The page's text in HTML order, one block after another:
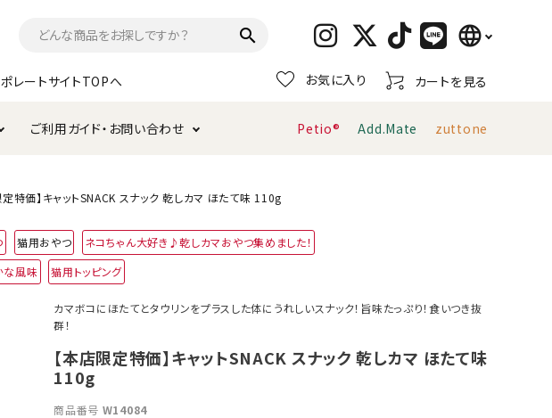
search language
日本語
English
レートサイトTOPへ お気に入り カートを見る
入れ・ケア用品 トイレタリー・消臭剤
クル・ケージ キャリーバッグ
服・ウェア
替え・交換パーツ
レタリー・消臭剤 猫砂
リーバッグ おもちゃ
首輪・ハーネス
上ぐるみ特集 ペティオ公式アプリ
ぶ デンタルおもちゃ
ご利用ガイド・お問い合わせ
文方法について お支払い方法・配送について
Petio® Add.Mate zuttone
定特価】キャットSNACK スナック 乾しカマ ほたて味 110g
猫用おやつ
ネコちゃん大好き♪乾しカマおやつ集めました！
な風味 猫用トッピング
カマボコにほたてとタウリンをプラスした体にうれしいスナック！旨味たっぷり！食いつき抜
群！
【本店限定特価】キャットSNACK スナック 乾しカマ ほたて味
110g
商品番号 W14084